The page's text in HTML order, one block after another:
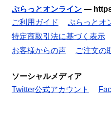
ぷらっとオンライン —
ご利用ガイド
ぷらっとオ
特定商取引法に基づく表示
お客様からの声
ご注文の
ソーシャルメディア
Twitter公式アカウント